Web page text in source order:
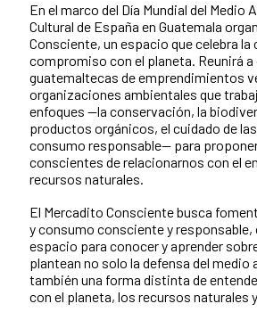
En el marco del Día Mundial del Medio
Cultural de España en Guatemala
Consciente, un espacio que celebra la
compromiso con el planeta. Reunirá
guatemaltecas de emprendimientos
organizaciones ambientales que
enfoques —la conservación, la
productos orgánicos, el cuidado de
consumo responsable— para
conscientes de relacionarnos con el
recursos naturales.
El Mercadito Consciente busca
y consumo consciente y responsable,
espacio para conocer y aprender
plantean no solo la defensa del medio
también una forma distinta de
con el planeta, los recursos naturales